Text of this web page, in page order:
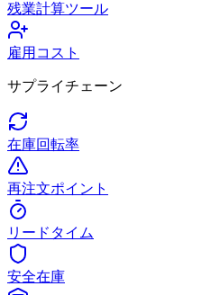
残業計算ツール
雇用コスト
サプライチェーン
在庫回転率
再注文ポイント
リードタイム
安全在庫